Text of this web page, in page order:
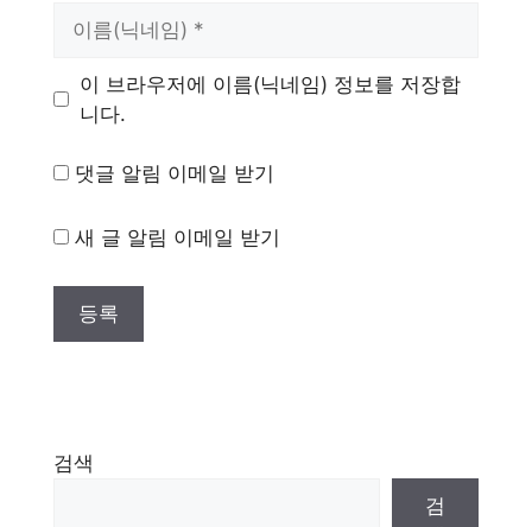
이 브라우저에 이름(닉네임) 정보를 저장합
니다.
댓글 알림 이메일 받기
새 글 알림 이메일 받기
검색
검